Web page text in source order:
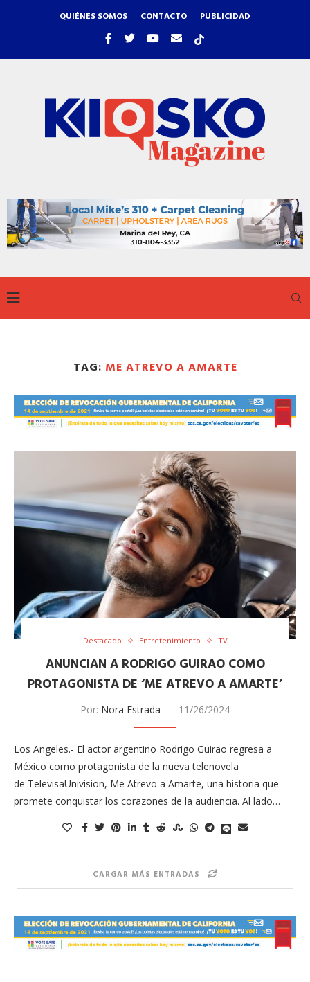
QUIÉNES SOMOS CONTACTO PUBLICIDAD
TAG: ME ATREVO A AMARTE
Destacado Entretenimiento TV
ANUNCIAN A RODRIGO GUIRAO COMO
PROTAGONISTA DE ‘ME ATREVO A AMARTE’
Por: Nora Estrada 11/26/2024
Los Angeles.- El actor argentino Rodrigo Guirao regresa a
México como protagonista de la nueva telenovela
de TelevisaUnivision, Me Atrevo a Amarte, una historia que
promete conquistar los corazones de la audiencia. Al lado…
CARGAR MÁS ENTRADAS